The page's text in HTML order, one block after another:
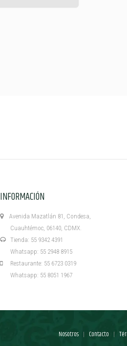
INFORMACIÓN
Avenida Mazatlán 81, Condesa,
Cuauhtémoc, 06140, CDMX.
Tienda: 55 9342 4391
Whatsapp: 55 2948 8915
Restaurante: 55 6723 0319
Whatsapp: 55 8051 1967
Nosotros | Contacto |